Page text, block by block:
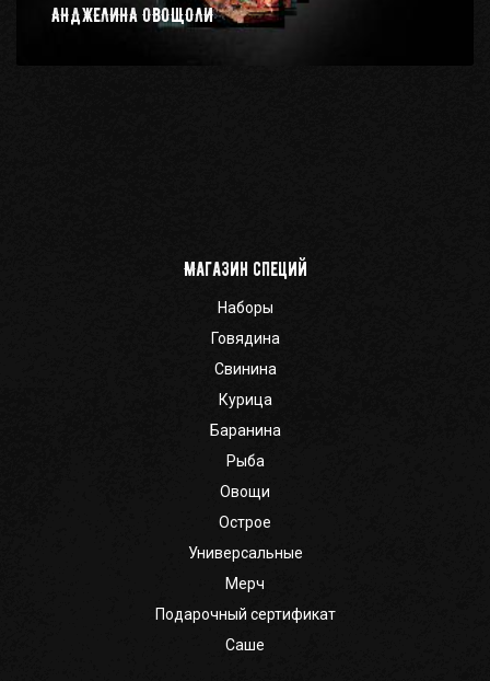
АНДЖЕЛИНА ОВОЩОЛИ
Магазин специй
Наборы
Говядина
Свинина
Курица
Баранина
Рыба
Овощи
Острое
Универсальные
Мерч
Подарочный сертификат
Саше